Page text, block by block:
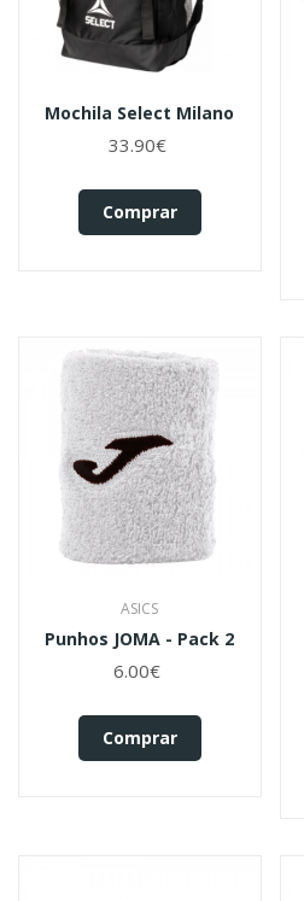
Mochila Select Milano
33.90€
Comprar
ASICS
Punhos JOMA - Pack 2
6.00€
Comprar